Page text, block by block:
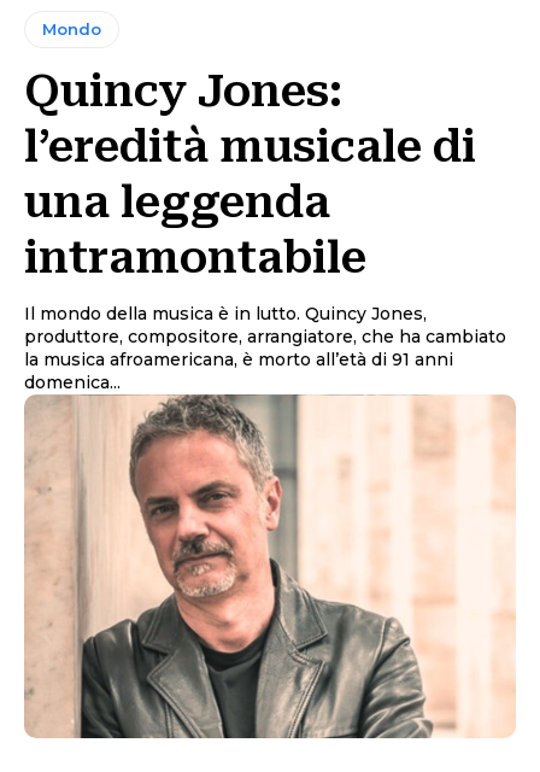
Mondo
Quincy Jones:
l’eredità musicale di
una leggenda
intramontabile
Il mondo della musica è in lutto. Quincy Jones,
produttore, compositore, arrangiatore, che ha cambiato
la musica afroamericana, è morto all’età di 91 anni
domenica...